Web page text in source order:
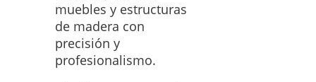
muebles y estructuras
de madera con
precisión y
profesionalismo.